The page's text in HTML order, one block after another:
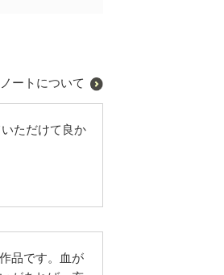
ートについて
ただけて良か
品です。血が